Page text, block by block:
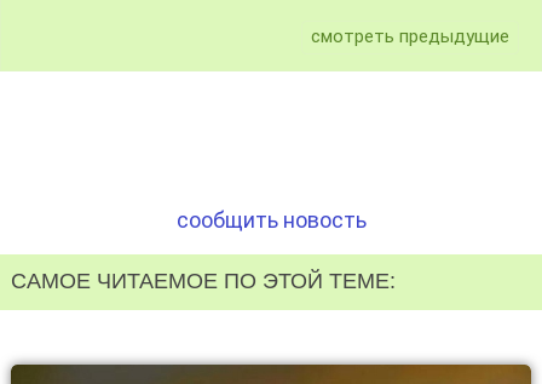
смотреть предыдущие
сообщить новость
САМОЕ ЧИТАЕМОЕ ПО ЭТОЙ ТЕМЕ: